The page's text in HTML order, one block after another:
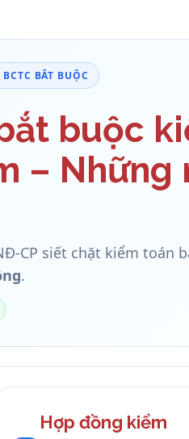
BẮT BUỘC
buộc
–
CP siết chặt kiểm toán
.
Hợp đồng kiểm